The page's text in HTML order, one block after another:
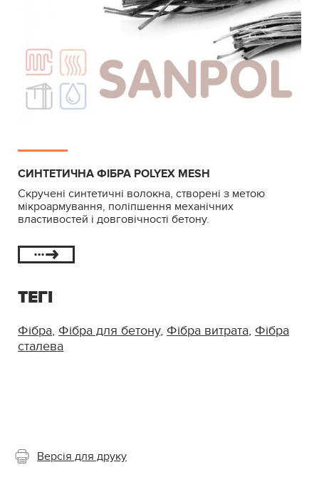
СИНТЕТИЧНА ФІБРА POLYEX MESH
Скручені синтетичні волокна, створені з метою
мікроармування, поліпшення механічних
властивостей і довговічності бетону.
ТЕГІ
Фібра, Фібра для бетону, Фібра витрата, Фібра
сталева
Версія для друку